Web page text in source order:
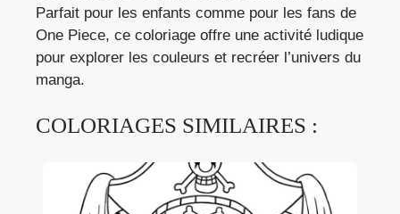
Parfait pour les enfants comme pour les fans de
One Piece, ce coloriage offre une activité ludique
pour explorer les couleurs et recréer l’univers du
manga.
COLORIAGES SIMILAIRES :